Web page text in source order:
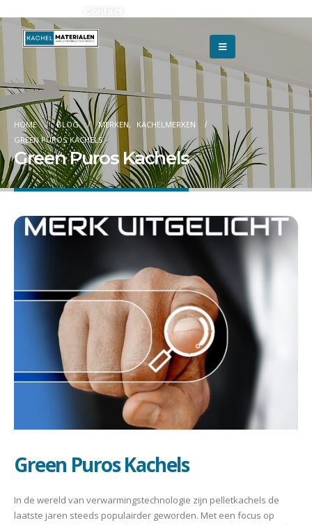
HOME BLOG MERKEN,
KACHELMERKEN
GREEN PUROS KACHELS
Green Puros Kachels
Green Puros Kachels
In de wereld van verwarmingstechnologie zijn pelletkachels de
laatste jaren steeds populairder geworden. Met een focus op